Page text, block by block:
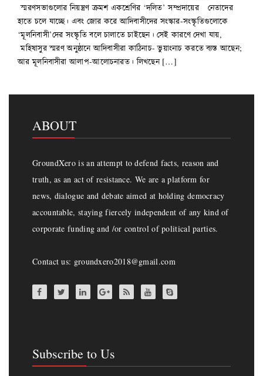
স্মরণসভাগুলোর নিয়ন্ত্রণ ক্রমশ একশ্রেণির ‘দলিত’ সম্প্রদায়ের নেতাদের
হাতে চলে যাচ্ছে। এবং জোর করে আদিবাসীদের সংস্কার-সংস্কৃতিগুলোকে
‘মূলনিবাসী’দের সংস্কৃতি বলে চালাতে চাইছেন। সেই কারণে দেখা যায়,
মহিষাসুর স্মরণ অনুষ্ঠানে আদিবাসীরা কাঠিনাচ- ভুয়াংনাচ করতে ব‍্যস্ত আছেন;
আর মূলনিবাসীরা আলাপ-আলোচনারত। লিখছেন […]
ABOUT
GroundXero is an attempt to defend facts, reason and
truth, as an act of resistance. We are a platform for
news, dialogue and debate aimed at holding democracy
accountable, staying fiercely independent of any kind of
corporate funding and /or control of political parties.
Contact us: groundxero2018@gmail.com
Subscribe to Us